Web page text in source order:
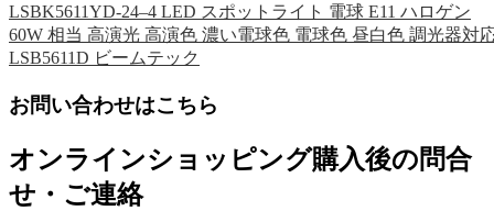
LSBK5611YD-24–4 LED スポットライト 電球 E11 ハロゲン
60W 相当 高演光 高演色 濃い電球色 電球色 昼白色 調光器対
LSB5611D ビームテック
お問い合わせはこちら
オンラインショッピング購入後の問合
せ・ご連絡